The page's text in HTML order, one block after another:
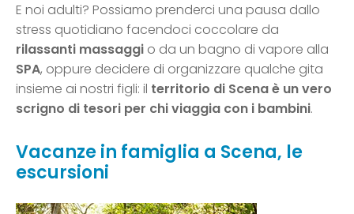
E noi adulti? Possiamo prenderci una pausa dallo
stress quotidiano facendoci coccolare da
rilassanti massaggi o da un bagno di vapore alla
SPA, oppure decidere di organizzare qualche gita
insieme ai nostri figli: il territorio di Scena è un vero
scrigno di tesori per chi viaggia con i bambini.
Vacanze in famiglia a Scena, le
escursioni